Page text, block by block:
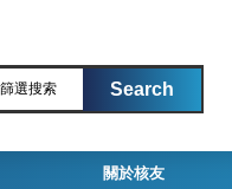
篩選搜索
關於核友